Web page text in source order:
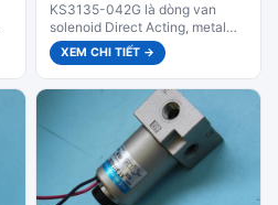
KS3135-042G là dòng van
solenoid Direct Acting, metal
seal, ren 21mm (1/2"), coil
AC220V, dùng để điều khiển
actuator lớn,...
XEM CHI TIẾT →